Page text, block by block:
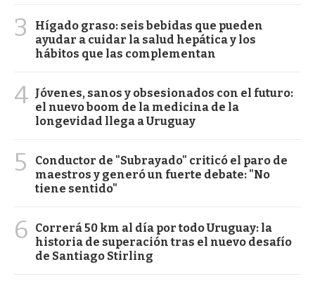
3
Hígado graso: seis bebidas que pueden
ayudar a cuidar la salud hepática y los
hábitos que las complementan
4 Jóvenes, sanos y obsesionados con el futuro:
el nuevo boom de la medicina de la
longevidad llega a Uruguay
5
Conductor de "Subrayado" criticó el paro de
maestros y generó un fuerte debate: "No
tiene sentido"
6
Correrá 50 km al día por todo Uruguay: la
historia de superación tras el nuevo desafío
de Santiago Stirling